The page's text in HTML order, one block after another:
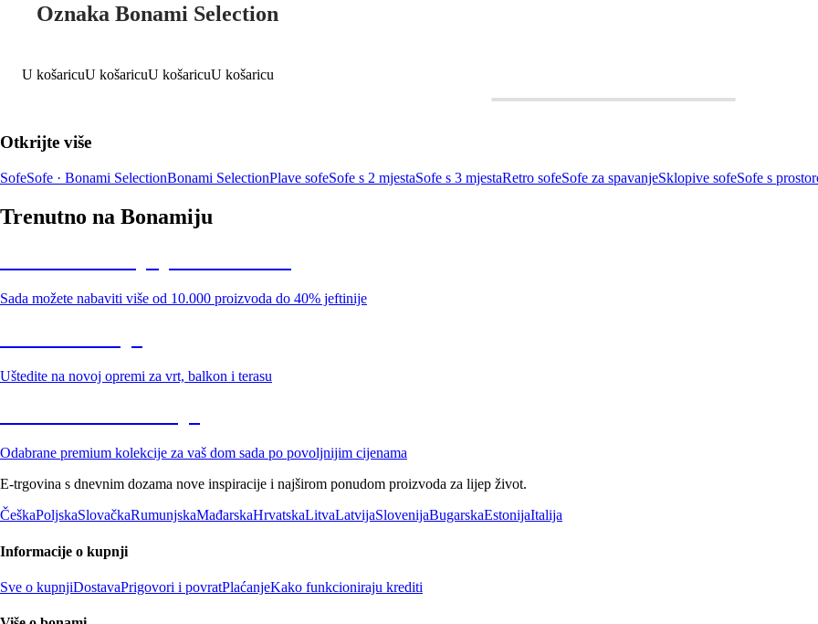
Oznaka Bonami Selection
U košaricuU košaricuU košaricuU košaricu
Otkrijte više
SofeSofe · Bonami SelectionBonami SelectionPlave sofeSofe s 2 mjestaSofe s 3 mjestaRetro sofeSofe za spavanjeSklopive sofeSofe s
Trenutno na Bonamiju
Sada možete nabaviti više od 10.000 proizvoda do 40% jeftinije
Uštedite na novoj opremi za vrt, balkon i terasu
Odabrane premium kolekcije za vaš dom sada po povoljnijim cijenama
E-trgovina s dnevnim dozama nove inspiracije i najširom ponudom proizvoda za lijep život.
ČeškaPoljskaSlovačkaRumunjskaMađarskaHrvatskaLitvaLatvijaSlovenijaBugarskaEstonijaItalija
Informacije o kupnji
Sve o kupnjiDostavaPrigovori i povratPlaćanjeKako funkcioniraju krediti